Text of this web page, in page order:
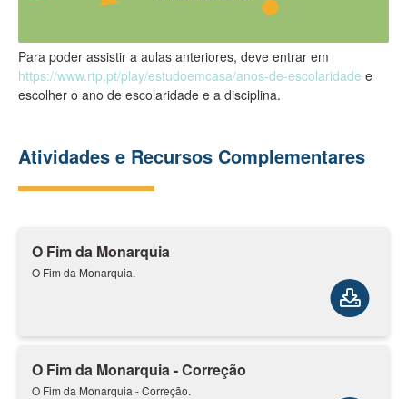
Para poder assistir a aulas anteriores, deve entrar em
https://www.rtp.pt/play/estudoemcasa/anos-de-escolaridade e
escolher o ano de escolaridade e a disciplina.
Atividades e Recursos Complementares
O Fim da Monarquia
O Fim da Monarquia.
O Fim da Monarquia - Correção
O Fim da Monarquia - Correção.